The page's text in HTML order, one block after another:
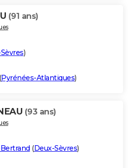
(91 ans)
)
(Pyrénées-Atlantiques)
(93 ans)
(Deux-Sèvres)